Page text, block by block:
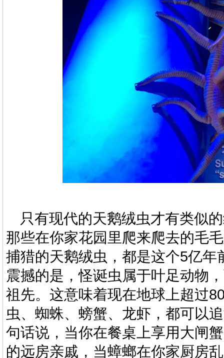
只有现代的天鹅绒虫才有类似
那些在你家花园里爬来爬去的毛
捕猎的天鹅绒虫，都是这个5亿年
震撼的是，怪诞虫 属于叶足动物
祖先。这意味着现在地球上超过
虫、蜘蛛、螃蟹、龙虾，都可以
句话说，当你在餐桌上享用大闸
的远房亲戚，当蟑螂在你家厨房